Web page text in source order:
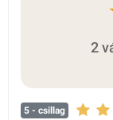
2
5 - csillag